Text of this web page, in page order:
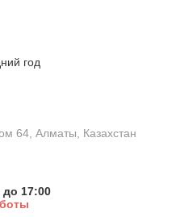
год
64, Алматы, Казахстан
до 17:00